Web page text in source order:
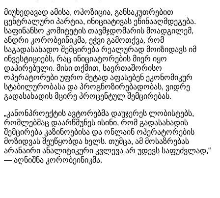
მიუხედავად ამისა, ოპოზიცია, განსაკუთრებით
ცენტრალური პარტია, ინიციატივას ეწინააღმდეგება.
საფინანსო კომიტეტის თავმჯდომარის მოადგილემ,
ანდრი კორობეინიკმა, ეჭვი გამოთქვა, რომ
საგადასახადო შემცირება რეალურად მოიზიდავს იმ
ინვესტიციებს, რაც ინიციატორების მიერ იყო
დაპირებული. მისი თქმით, საერთაშორისო
ოპერატორები უფრო მეტად აფასებენ ეკონომიკურ
სტაბილურობასა და პროგნოზირებადობას, ვიდრე
გადასახადის მცირე პროცენტულ შემცირებას.
„კანონპროექტის ავტორებმა დაუჯერეს ლობისტებს,
რომლებმაც დაარწმუნეს ისინი, რომ გადასახადის
შემცირება კაზინოებისა და ონლაინ ოპერატორების
მოზიდვას შეუწყობდა ხელს. თუმცა, ამ მოსაზრებას
არანაირი ანალიტიკური კვლევა არ უდევს საფუძვლად,“
— აღნიშნა კორობეინიკმა.